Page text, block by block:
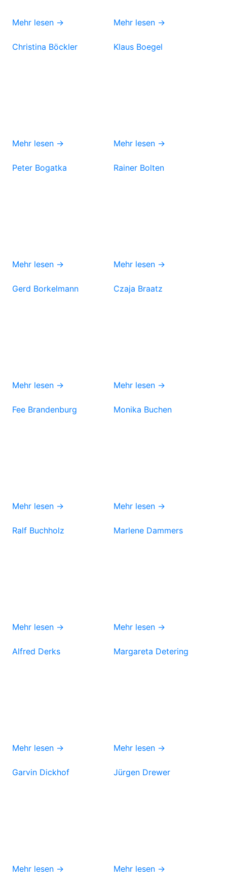
Mehr lesen → Mehr lesen →
Christina Böckler
Mehr lesen →
Klaus Boegel
Mehr lesen →
Peter Bogatka
Mehr lesen →
Rainer Bolten
Mehr lesen →
Gerd Borkelmann
Mehr lesen →
Czaja Braatz
Mehr lesen →
Fee Brandenburg
Mehr lesen →
Monika Buchen
Mehr lesen →
Ralf Buchholz
Mehr lesen →
Marlene Dammers
Mehr lesen →
Alfred Derks
Mehr lesen →
Margareta Detering
Mehr lesen →
Garvin Dickhof
Mehr lesen →
Jürgen Drewer
Mehr lesen →